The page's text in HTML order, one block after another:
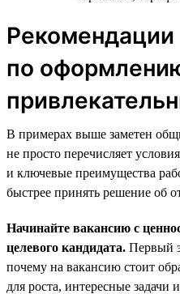
Рекомендации
по
В примерах выше заметен
не просто перечисляет
и ключевые преимущества
быстрее принять решение об
Начинайте вакансию с
целевого кандидата. Первый
почему на вакансию стоит
для роста, интересные задачи